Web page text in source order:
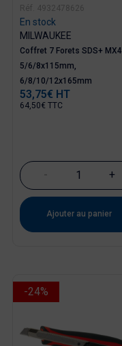
Réf. 4932478626
En stock
MILWAUKEE
Coffret 7 Forets SDS+ MX4
5/6/8x115mm,
6/8/10/12x165mm
Prix
53,75€ HT
64,50€ TTC
- +
Ajouter au panier
-24%